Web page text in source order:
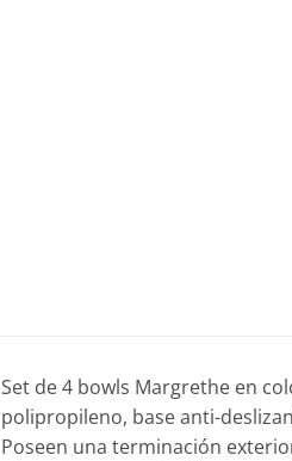
Set de 4 bowls Margrethe en
polipropileno, base anti-
Poseen una terminación